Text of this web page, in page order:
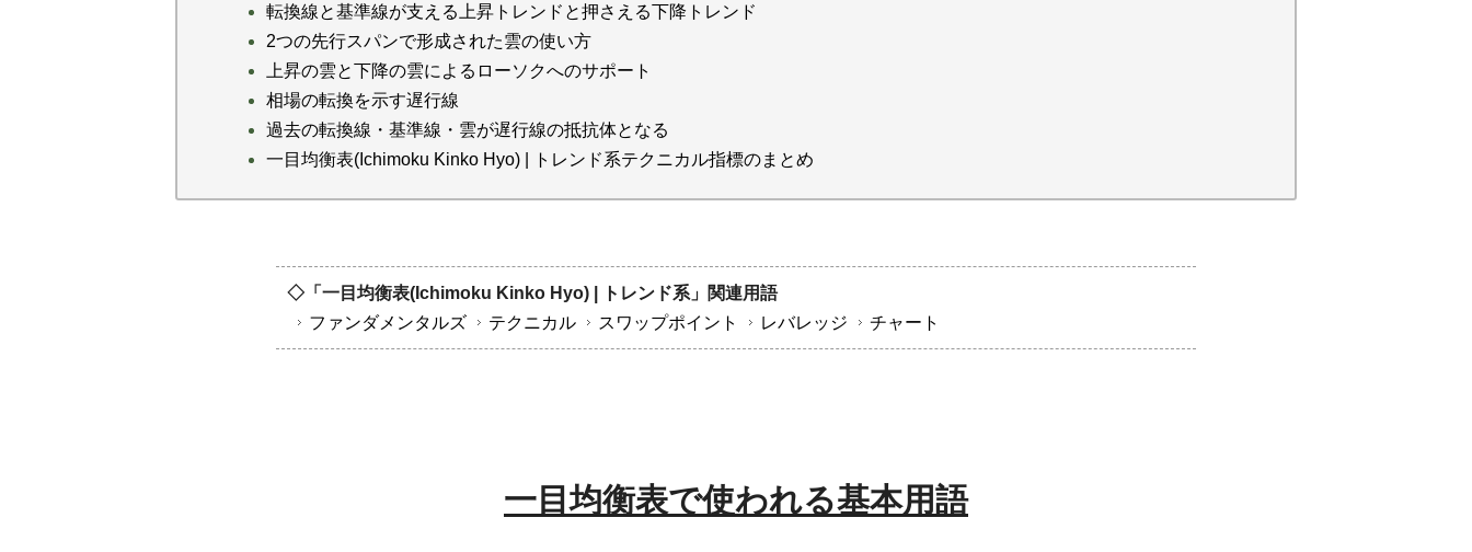
転換線と基準線が支える上昇トレンドと押さえる下降トレンド
2つの先行スパンで形成された雲の使い方
上昇の雲と下降の雲によるローソクへのサポート
相場の転換を示す遅行線
過去の転換線・基準線・雲が遅行線の抵抗体となる
一目均衡表(Ichimoku Kinko Hyo) | トレンド系テクニカル指標のまとめ
◇「一目均衡表(Ichimoku Kinko Hyo) | トレンド系」関連用語
ファンダメンタルズ
テクニカル スワップポイント レバレッジ チャート
一目均衡表で使われる基本用語